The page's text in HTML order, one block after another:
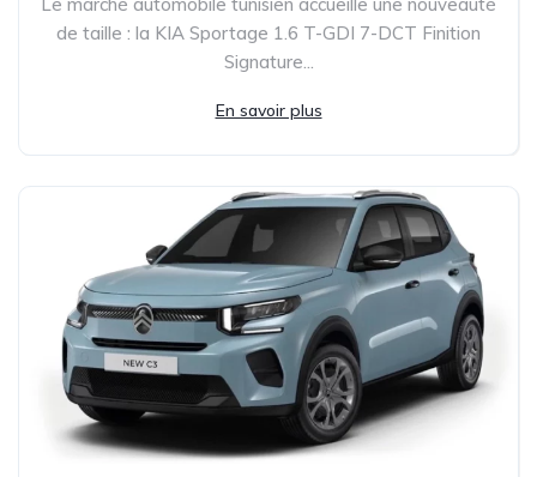
de taille : la KIA Sportage 1.6 T-GDI 7-DCT Finition
Signature...
En savoir plus